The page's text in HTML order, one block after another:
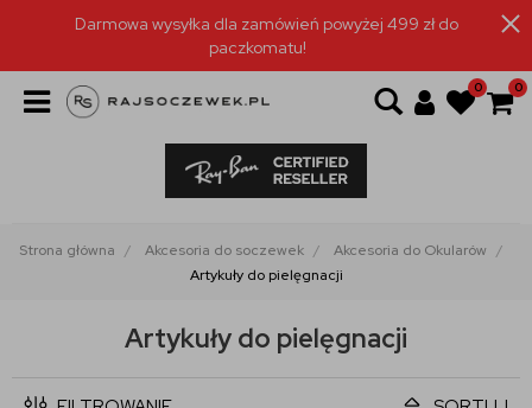
Darmowa wysyłka dla zamówień powyżej 499 zł do
paczkomatu!
0 0
Strona główna Akcesoria do soczewek
Akcesoria do Okularów
Artykuły do pielęgnacji
Artykuły do pielęgnacji